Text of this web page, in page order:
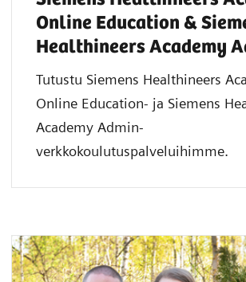
Online Education &
Healthineers Academy
Tutustu Siemens Healthineers
Online Education- ja Siemens
Academy Admin-
verkkokoulutuspalveluihimme.